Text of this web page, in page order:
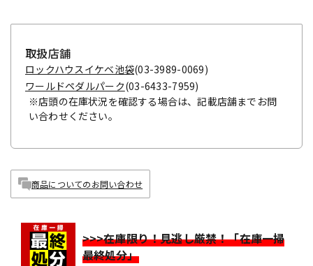
取扱店舗
ロックハウスイケベ池袋(03-3989-0069)
ワールドペダルパーク(03-6433-7959)
※店頭の在庫状況を確認する場合は、記載店舗までお問
い合わせください。
商品についてのお問い合わせ
>>>在庫限り！見逃し厳禁！「在庫一掃
最終処分」